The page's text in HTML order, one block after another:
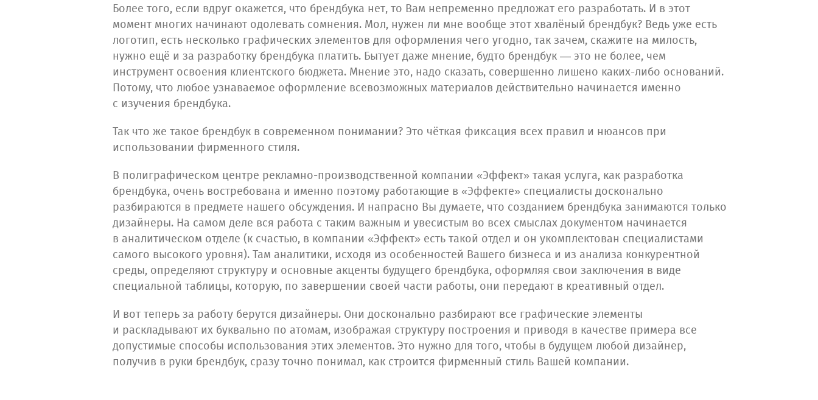
Более того, если вдруг окажется, что брендбука нет, то Вам непременно предложат его разработать. И в этот
момент многих начинают одолевать сомнения. Мол, нужен ли мне вообще этот хвалёный брендбук? Ведь уже есть
логотип, есть несколько графических элементов для оформления чего угодно, так зачем, скажите на милость,
нужно ещё и за разработку брендбука платить. Бытует даже мнение, будто брендбук — это не более, чем
инструмент освоения клиентского бюджета. Мнение это, надо сказать, совершенно лишено каких-либо оснований.
Потому, что любое узнаваемое оформление всевозможных материалов действительно начинается именно
с изучения брендбука.
Так что же такое брендбук в современном понимании? Это чёткая фиксация всех правил и нюансов при
использовании фирменного стиля.
В полиграфическом центре рекламно-производственной компании «Эффект» такая услуга, как разработка
брендбука, очень востребована и именно поэтому работающие в «Эффекте» специалисты досконально
разбираются в предмете нашего обсуждения. И напрасно Вы думаете, что созданием брендбука занимаются только
дизайнеры. На самом деле вся работа с таким важным и увесистым во всех смыслах документом начинается
в аналитическом отделе (к счастью, в компании «Эффект» есть такой отдел и он укомплектован специалистами
самого высокого уровня). Там аналитики, исходя из особенностей Вашего бизнеса и из анализа конкурентной
среды, определяют структуру и основные акценты будущего брендбука, оформляя свои заключения в виде
специальной таблицы, которую, по завершении своей части работы, они передают в креативный отдел.
И вот теперь за работу берутся дизайнеры. Они досконально разбирают все графические элементы
и раскладывают их буквально по атомам, изображая структуру построения и приводя в качестве примера все
допустимые способы использования этих элементов. Это нужно для того, чтобы в будущем любой дизайнер,
получив в руки брендбук, сразу точно понимал, как строится фирменный стиль Вашей компании.